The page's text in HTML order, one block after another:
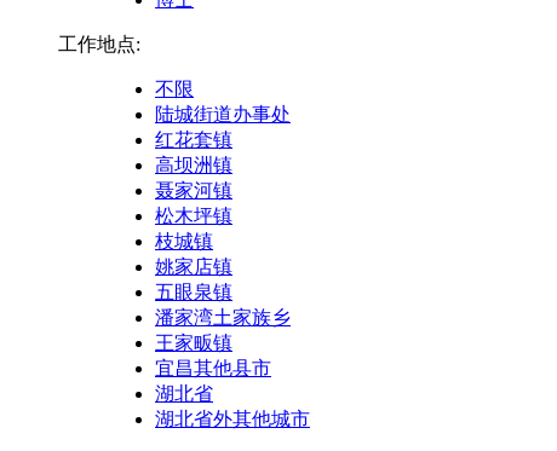
工作地点:
不限
陆城街道办事处
红花套镇
高坝洲镇
聂家河镇
松木坪镇
枝城镇
姚家店镇
五眼泉镇
潘家湾土家族乡
王家畈镇
宜昌其他县市
湖北省
湖北省外其他城市